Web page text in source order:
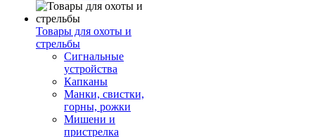
Товары для охоты и
стрельбы
Сигнальные
устройства
Капканы
Манки, свистки,
горны, рожки
Мишени и
пристрелка